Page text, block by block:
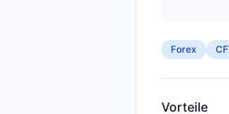
Forex
Vorteile